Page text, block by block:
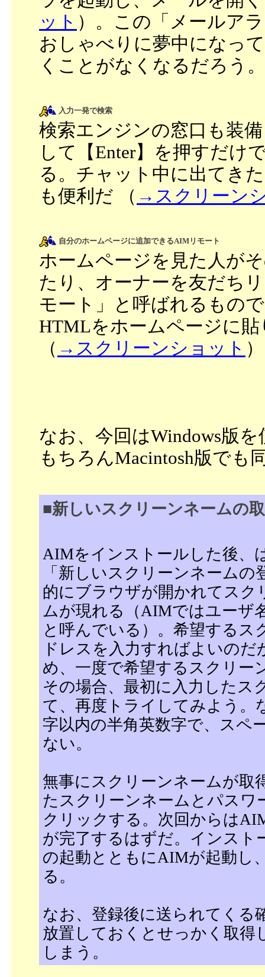
ット ）。この「メールア
おしゃべりに夢中になっ
くことがなくなるだろう。
入力一発で検索
検索エンジンの窓口も装
して【Enter】を押すだけ
る。チャット中に出てき
も便利だ （ →スクリーン
自分のホームページに追加できるAIMリモート
ホームページを見た人が
たり、オーナーを友だち
モート」と呼ばれるもの
HTMLをホームページに
（ →スクリーンショット
なお、今回はWindows版
もちろんMacintosh版でも
■新しいスクリーンネームの
AIMをインストールした後、
「新しいスクリーンネーム
的にブラウザが開かれてスク
ムが現れる（AIMではユーザ
と呼んでいる）。希望する
ドレスを入力すればよいの
め、一度で希望するスクリー
その場合、最初に入力したス
て、再度トライしてみよう。
字以内の半角英数字で、スペ
ない。
無事にスクリーンネームが取
たスクリーンネームとパスワ
クリックする。次回からは
が完了するはずだ。インスト
の起動とともにAIMが起動し
る。
なお、登録後に送られてくる
放置しておくとせっかく取得
しまう。